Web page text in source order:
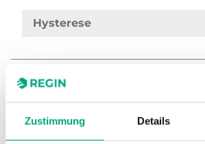
Zustimmung Details
Hysterese